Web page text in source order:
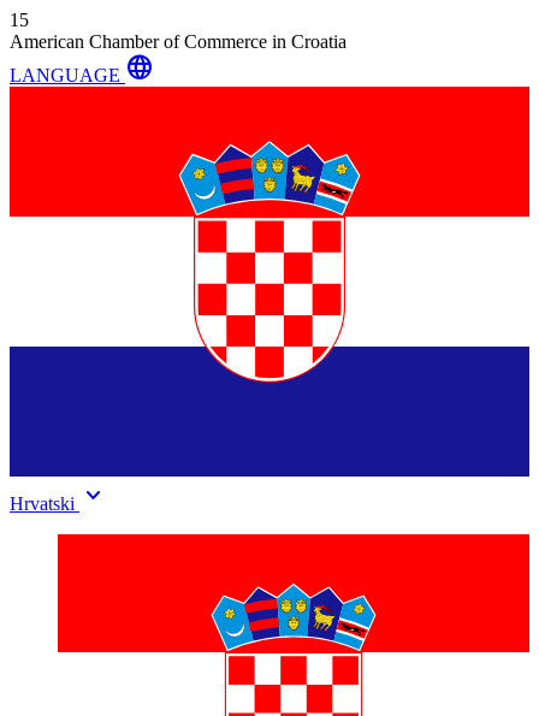
15
American Chamber of Commerce in Croatia
LANGUAGE language
Hrvatski keyboard_arrow_down